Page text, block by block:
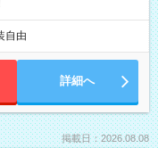
自由
詳細へ
掲載日：2026.08.08